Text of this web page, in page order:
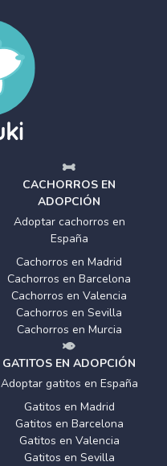
CACHORROS EN
ADOPCIÓN
Adoptar cachorros en
España
Cachorros en Madrid
Cachorros en Barcelona
Cachorros en Valencia
Cachorros en Sevilla
Cachorros en Murcia
GATITOS EN ADOPCIÓN
Adoptar gatitos en España
Gatitos en Madrid
Gatitos en Barcelona
Gatitos en Valencia
Gatitos en Sevilla